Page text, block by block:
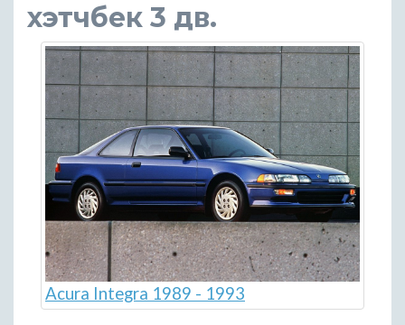
хэтчбек 3 дв.
Acura Integra 1989 - 1993